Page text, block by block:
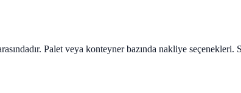
Palet veya konteyner bazında nakliye seçenekleri.